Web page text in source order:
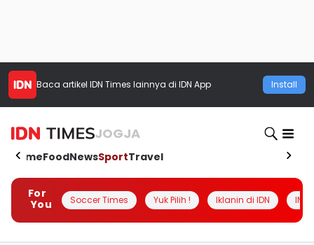
Baca artikel IDN Times lainnya di IDN App Install
JOGJA
HomeFoodNewsSportTravel
For
You
Soccer Times Yuk Pilih ! Iklanin di IDN